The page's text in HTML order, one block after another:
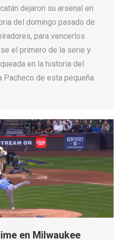
dejaron su arsenal en
del domingo pasado de
para vencerlos
el primero de la serie y
en la historia del
Pacheco de esta pequeña
en Milwaukee